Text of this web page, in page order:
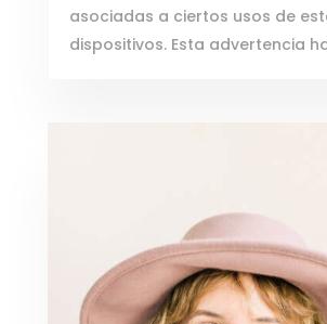
asociadas a ciertos usos de
dispositivos. Esta advertencia